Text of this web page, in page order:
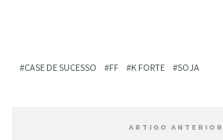
CASE DE SUCESSO FF K FORTE SOJA
ARTIGO ANTERIOR